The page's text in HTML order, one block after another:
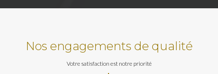
Nos engagements de qualité
Votre satisfaction est notre priorité